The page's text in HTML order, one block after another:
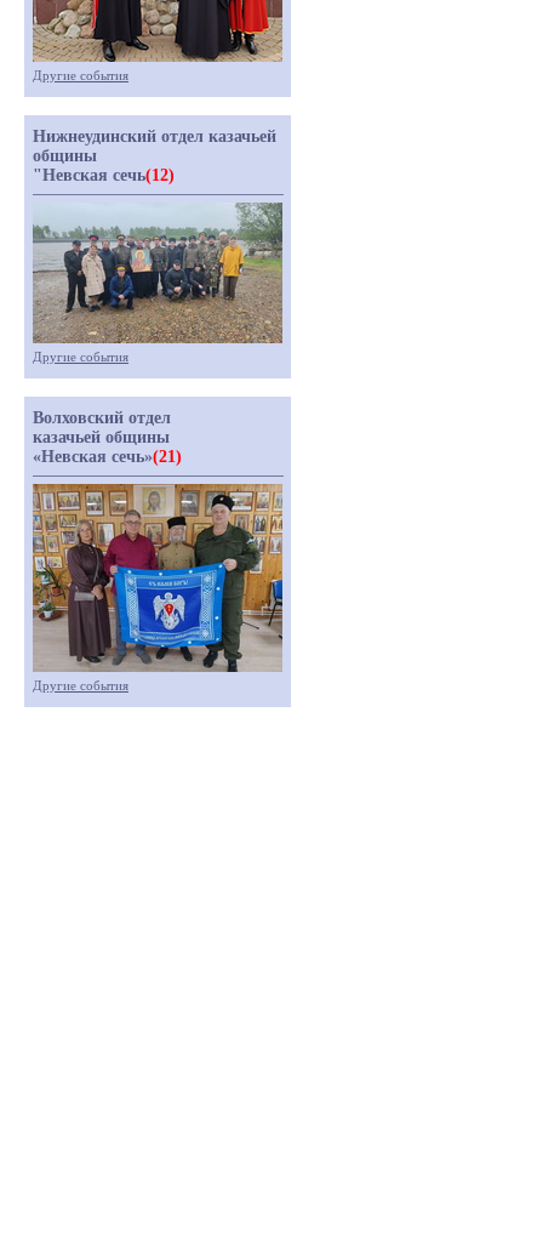
Другие события
Нижнеудинский отдел казачьей
общины
"Невская сечь(12)
Другие события
Волховский отдел
казачьей общины
«Невская сечь»(21)
Другие события